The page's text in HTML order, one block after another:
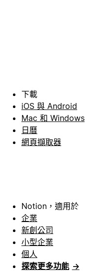
下載
iOS 與 Android
Mac 和 Windows
日曆
網頁擷取器
Notion，適用於
企業
新創公司
小型企業
個人
探索更多功能 →